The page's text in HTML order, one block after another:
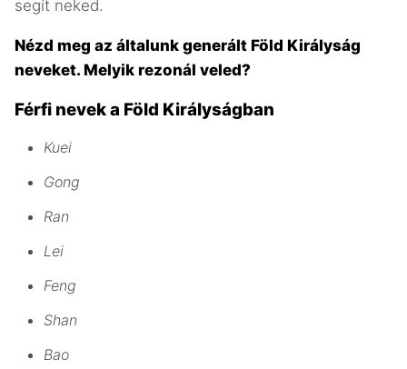
segít neked.
Nézd meg az általunk generált Föld Királyság
neveket. Melyik rezonál veled?
Férfi nevek a Föld Királyságban
Kuei
Gong
Ran
Lei
Feng
Shan
Bao